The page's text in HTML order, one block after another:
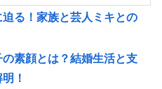
迫る！家族と芸人ミキとの
素顔とは？結婚生活と支
！